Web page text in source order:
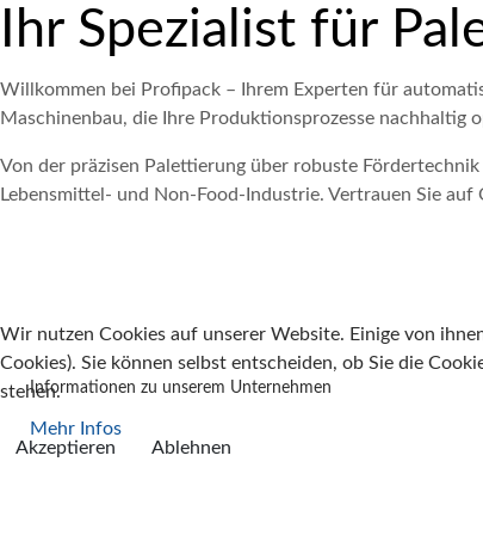
Ihr Spezialist für
Willkommen bei Profipack – Ihrem Experten für
Maschinenbau, die Ihre Produktionsprozesse nachhaltig
Von der präzisen Palettierung über robuste
Lebensmittel- und Non-Food-Industrie. Vertrauen Sie
UNTERNEHMEN
Informationen zu unserem Unternehmen
Mehr Infos
Wir nutzen Cookies auf unserer Website. Einige von
Cookies). Sie können selbst entscheiden, ob Sie die
stehen.
Akzeptieren
Ablehnen